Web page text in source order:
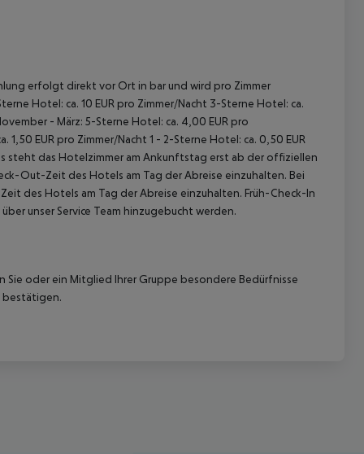
erfolgt direkt vor Ort in bar und wird pro Zimmer
Hotel: ca. 10 EUR pro Zimmer/Nacht 3-Sterne Hotel: ca.
- März: 5-Sterne Hotel: ca. 4,00 EUR pro
EUR pro Zimmer/Nacht 1 - 2-Sterne Hotel: ca. 0,50 EUR
steht das Hotelzimmer am Ankunftstag erst ab der offiziellen
Out-Zeit des Hotels am Tag der Abreise einzuhalten. Bei
des Hotels am Tag der Abreise einzuhalten. Früh-Check-In
unser Service Team hinzugebucht werden.
oder ein Mitglied Ihrer Gruppe besondere Bedürfnisse
bestätigen.